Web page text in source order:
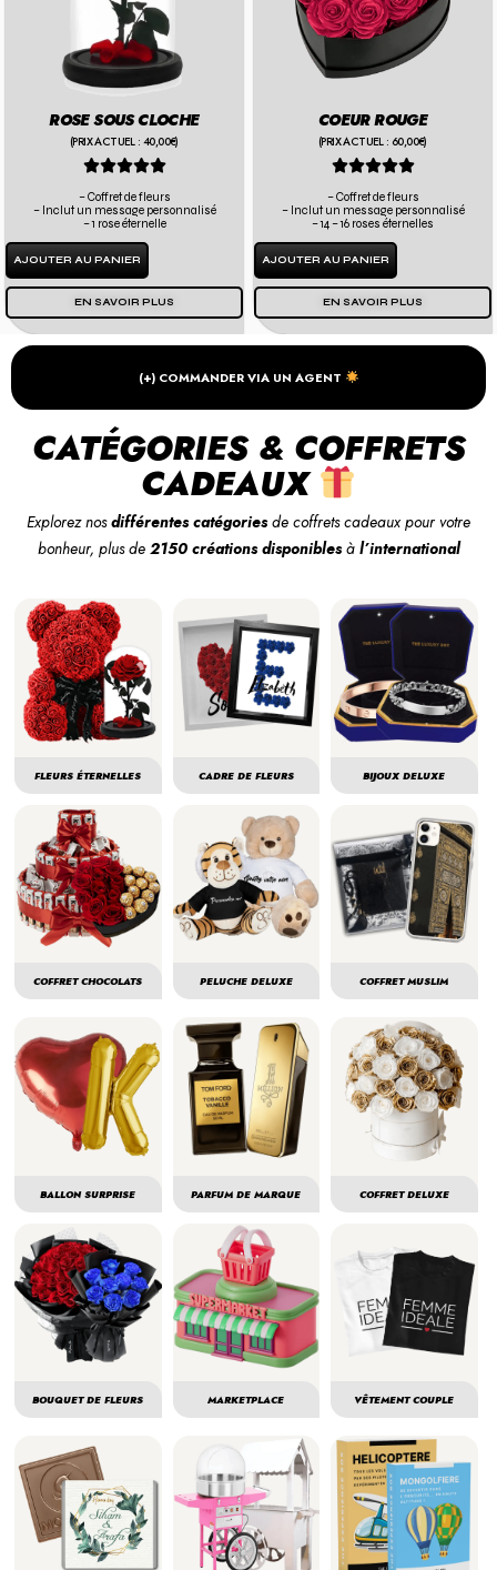
ROSE SOUS CLOCHE
(PRIX ACTUEL : 40,00€)

– Coffret de fleurs
– Inclut un message personnalisé
– 1 rose éternelle
AJOUTER AU PANIER
EN SAVOIR PLUS
COEUR ROUGE
(PRIX ACTUEL : 60,00€)

– Coffret de fleurs
– Inclut un message personnalisé
– 14 – 16 roses éternelles
AJOUTER AU PANIER
EN SAVOIR PLUS
(+) COMMANDER VIA UN AGENT
CATÉGORIES & COFFRETS
CADEAUX
Explorez nosdifférentes catégoriesde coffrets cadeaux pour votre
bonheur, plus de2150 créations disponiblesà l’international
FLEURS ÉTERNELLES CADRE DE FLEURS BIJOUX DELUXE
COFFRET CHOCOLATS PELUCHE DELUXE COFFRET MUSLIM
BALLON SURPRISE PARFUM DE MARQUE COFFRET DELUXE
BOUQUET DE FLEURS MARKETPLACE VÊTEMENT COUPLE